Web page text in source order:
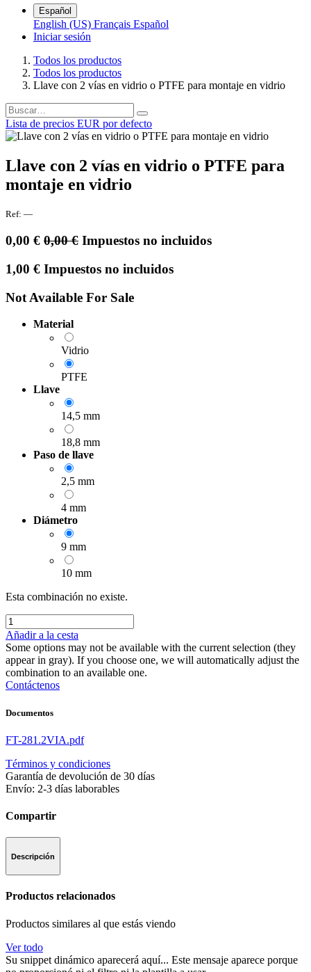
Español
English (US) Français Español
Iniciar sesión
Todos los productos
Todos los productos
Llave con 2 vías en vidrio o PTFE para montaje en vidrio
Lista de precios EUR por defecto
Llave con 2 vías en vidrio o PTFE para
montaje en vidrio
Ref: —
0,00 € 0,00€ Impuestos no incluidos
1,00 € Impuestos no incluidos
Not Available For Sale
Material
Vidrio
PTFE
Llave
14,5 mm
18,8 mm
Paso de llave
2,5 mm
4 mm
Diámetro
9 mm
10 mm
Esta combinación no existe.
Añadir a la cesta
Some options may not be available with the current selection (they
appear in gray). If you choose one, we will automatically adjust the
combination to an available one.
Contáctenos
Documentos
FT-281.2VIA.pdf
Términos y condiciones
Garantía de devolución de 30 días
Envío: 2-3 días laborables
Compartir
Descripción
Productos relacionados
Productos similares al que estás viendo
Ver todo
Su snippet dinámico aparecerá aquí... Este mensaje aparece porque